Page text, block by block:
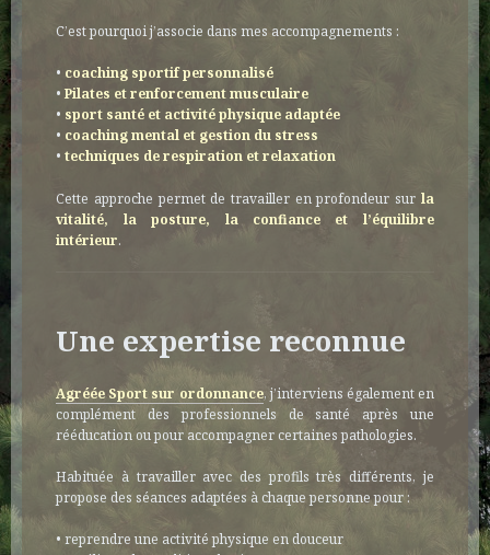
C’est pourquoi j’associe dans mes accompagnements :
• coaching sportif personnalisé
•Pilates et renforcement musculaire
• sport santé et activité physique adaptée
• coaching mental et gestion du stress
•techniques de respiration et relaxation
Cette approche permet de travailler en profondeur sur la
vitalité, la posture, la confiance et l’équilibre
intérieur.
Une expertise reconnue
Agréée Sport sur ordonnance, j’interviens également en
complément des professionnels de santé après une
rééducation ou pour accompagner certaines pathologies.
Habituée à travailler avec des profils très différents, je
propose des séances adaptées à chaque personne pour :
• reprendre une activité physique en douceur